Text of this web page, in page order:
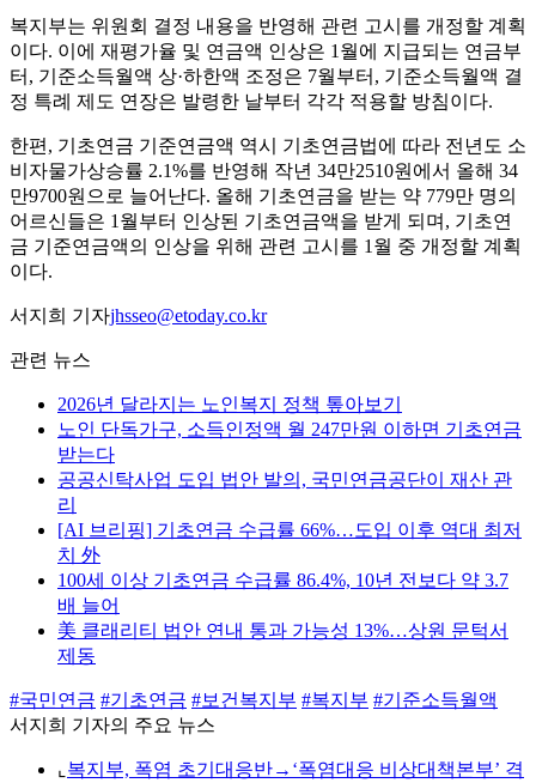
복지부는 위원회 결정 내용을 반영해 관련 고시를 개정할 계획
이다. 이에 재평가율 및 연금액 인상은 1월에 지급되는 연금부
터, 기준소득월액 상·하한액 조정은 7월부터, 기준소득월액 결
정 특례 제도 연장은 발령한 날부터 각각 적용할 방침이다.
한편, 기초연금 기준연금액 역시 기초연금법에 따라 전년도 소
비자물가상승률 2.1%를 반영해 작년 34만2510원에서 올해 34
만9700원으로 늘어난다. 올해 기초연금을 받는 약 779만 명의
어르신들은 1월부터 인상된 기초연금액을 받게 되며, 기초연
금 기준연금액의 인상을 위해 관련 고시를 1월 중 개정할 계획
이다.
서지희 기자jhsseo@etoday.co.kr
관련 뉴스
2026년 달라지는 노인복지 정책 톺아보기
노인 단독가구, 소득인정액 월 247만원 이하면 기초연금
받는다
공공신탁사업 도입 법안 발의, 국민연금공단이 재산 관
리
[AI 브리핑] 기초연금 수급률 66%…도입 이후 역대 최저
치 外
100세 이상 기초연금 수급률 86.4%, 10년 전보다 약 3.7
배 늘어
美 클래리티 법안 연내 통과 가능성 13%…상원 문턱서
제동
#국민연금 #기초연금 #보건복지부 #복지부 #기준소득월액
서지희 기자의 주요 뉴스
⌞ 복지부, 폭염 초기대응반→‘폭염대응 비상대책본부’ 격